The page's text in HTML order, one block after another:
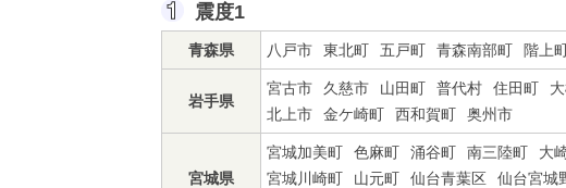
震度1
青森県 八戸市 東北町 五戸町 青森南部町 階上
岩手県
宮古市 久慈市 山田町 普代村 住田町
北上市
金ケ崎町 西和賀町 奥州市
宮城県
宮城加美町 色麻町 涌谷町 南三陸町 大
宮城川崎町
山元町 仙台青葉区 仙台宮城